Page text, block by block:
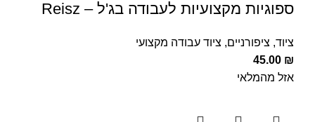
ספוגיות מקצועיות לעבודה בג'ל – Reisz
ציוד, ציפורניים, ציוד עבודה מקצועי
45.00 ₪
אזל מהמלאי